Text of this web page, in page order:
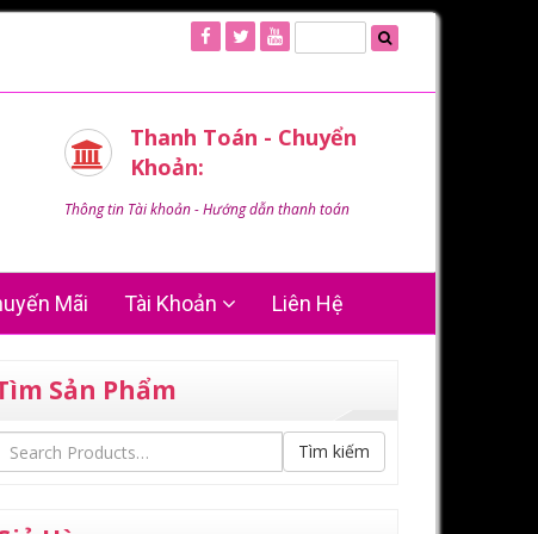
Thanh Toán - Chuyển
Khoản:
Thông tin Tài khoản - Hướng dẫn thanh toán
Mãi Tài Khoản Liên Hệ
Sản Phẩm
Tìm kiếm